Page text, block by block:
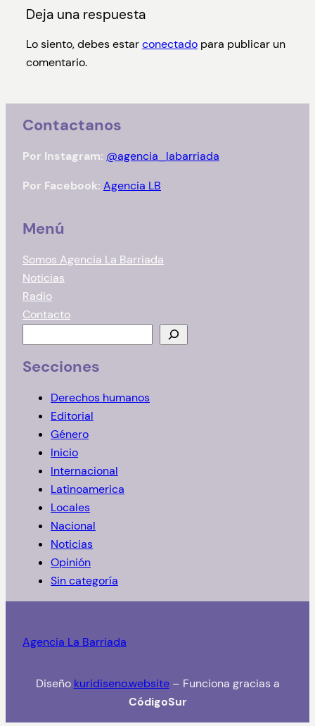
Deja una respuesta
Lo siento, debes estarconectadopara publicar un
comentario.
Contactanos
Por Instagram: @agencia_labarriada
Por Facebook: Agencia LB
Menú
Somos Agencia La Barriada
Noticias
Radio
Contacto
s
Secciones
Derechos humanos
Editorial
Género
Inicio
Internacional
Latinoamerica
Locales
Nacional
Noticias
Opinión
Sin categoría
Agencia La Barriada
Diseño kuridiseno.website– Funciona gracias a
CódigoSur